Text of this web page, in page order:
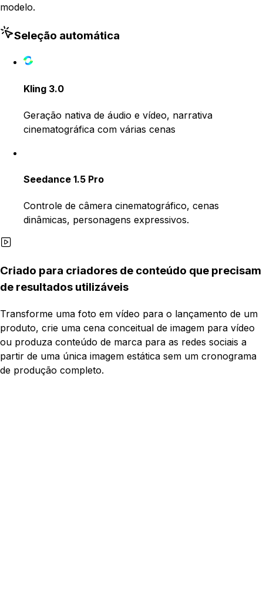
modelo.
Seleção automática
Kling 3.0
Geração nativa de áudio e vídeo, narrativa
cinematográfica com várias cenas
Seedance 1.5 Pro
Controle de câmera cinematográfico, cenas
dinâmicas, personagens expressivos.
Criado para criadores de conteúdo que precisam
de resultados utilizáveis
Transforme uma foto em vídeo para o lançamento de um
produto, crie uma cena conceitual de imagem para vídeo
ou produza conteúdo de marca para as redes sociais a
partir de uma única imagem estática sem um cronograma
de produção completo.